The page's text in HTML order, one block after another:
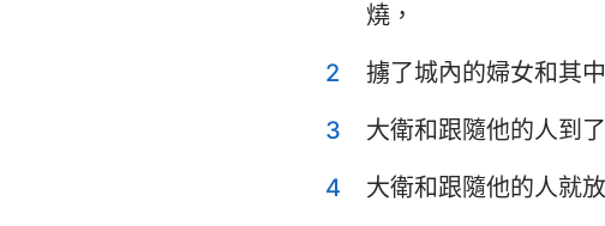
申命記
士師記 路
撒母耳記上 撒
列王紀上 列
燒，
2
擄了城內的婦女和其
3
大衛和跟隨他的人到
4
大衛和跟隨他的人就